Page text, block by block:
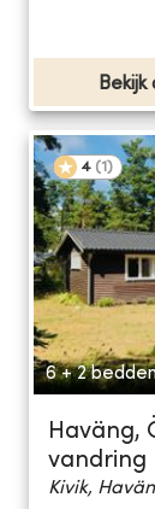
4 (1 )
6 + 2
Haväng,
vandring
Kivik,